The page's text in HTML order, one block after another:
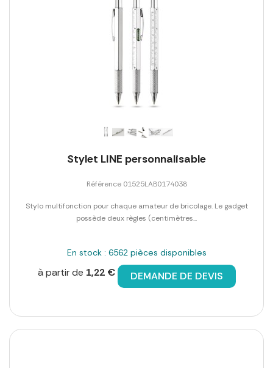
Stylet LINE personnalisable
Référence 01525LAB0174038
Stylo multifonction pour chaque amateur de bricolage. Le gadget
possède deux règles (centimètres...
En stock : 6562 pièces disponibles
à partir de 1,22 € DEMANDE DE DEVIS